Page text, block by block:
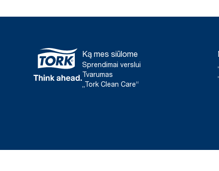
Ką mes siūlome
Sprendimai verslui
Tvarumas
„Tork Clean Care“